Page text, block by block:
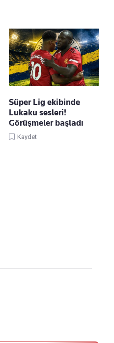
Süper Lig ekibinde
Lukaku sesleri!
Görüşmeler başladı
Kaydet